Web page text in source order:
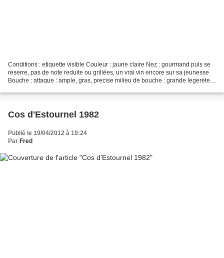
Conditions : etiquette visible Couleur : jaune claire Nez : gourmand puis se
reserre, pas de note reduite ou grillées, un vrai vin encore sur sa jeunesse
Bouche : attaque : ample, gras, precise milieu de bouche : grande legerete
Cos d'Estournel 1982
Publié le 19/04/2012 à 19:24
Par Fred